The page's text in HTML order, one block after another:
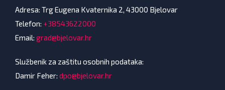
Adresa: Trg Eugena Kvaternika 2, 43000 Bjelovar
Telefon: +38543622000
Email: grad@bjelovar.hr
Službenik za zaštitu osobnih podataka:
Damir Feher: dpo@bjelovar.hr